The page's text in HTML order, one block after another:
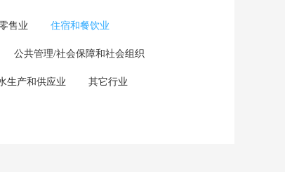
售业 住宿和餐饮业
公共管理/社会保障和社会组织
生产和供应业 其它行业